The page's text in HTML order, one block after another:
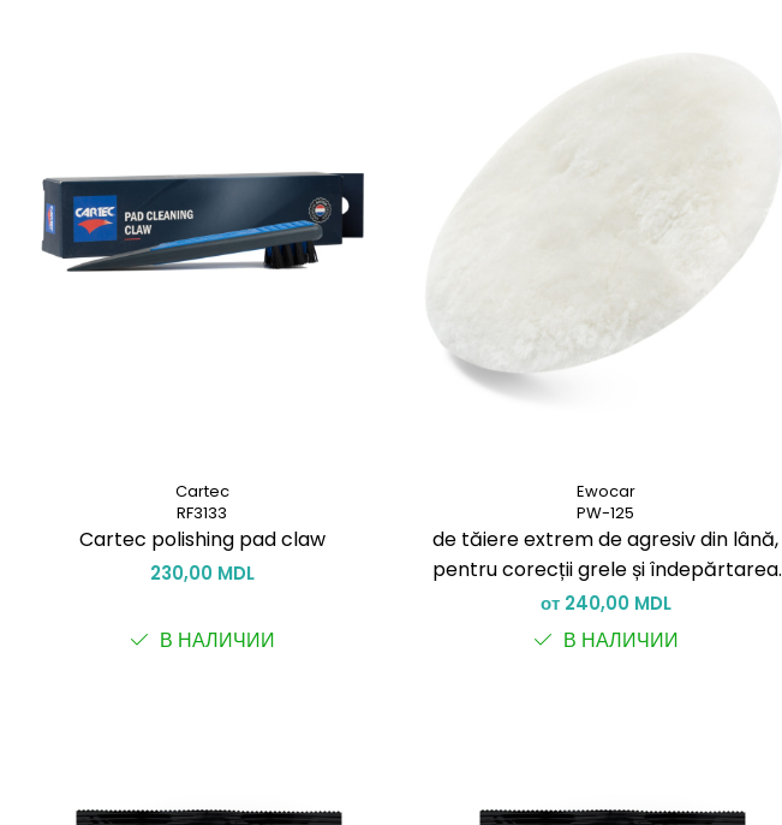
Cartec
RF3133
Cartec polishing pad claw
230,00 MDL
В НАЛИЧИИ
Ewocar
PW-125
de tăiere extrem de agresiv din lână,
pentru corecții grele și îndepărtarea
rapidă a defectelor severe. Ideal pentru
profesioniști și utilizat împreună cu
от 240,00 MDL
В НАЛИЧИИ